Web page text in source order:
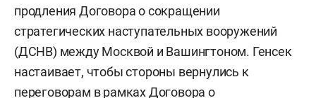
продления Договора о сокращении
стратегических наступательных вооружений
(ДСНВ) между Москвой и Вашингтоном. Генсек
настаивает, чтобы стороны вернулись к
переговорам в рамках Договора о